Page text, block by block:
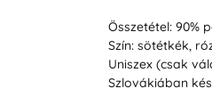
Összetétel: 90%
Szín: sötétkék,
Uniszex (csak
Szlovákiában